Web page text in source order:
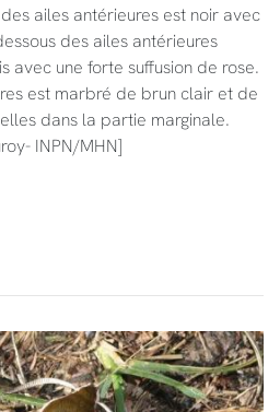
ailes antérieures est noir avec
des ailes antérieures
avec une forte suffusion de rose.
est marbré de brun clair et de
dans la partie marginale.
INPN/MHN]